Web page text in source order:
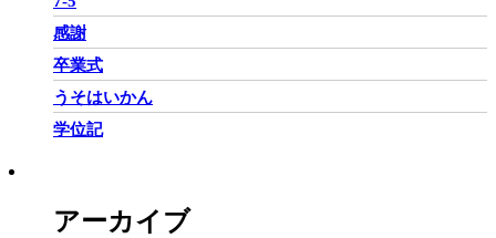
感謝
卒業式
うそはいかん
学位記
アーカイブ